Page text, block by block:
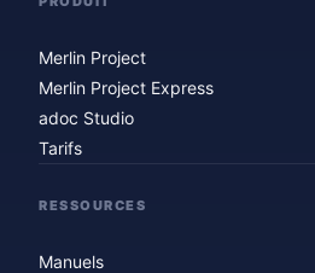
Merlin Project
Merlin Project Express
adoc Studio
Tarifs
RESSOURCES
Manuels